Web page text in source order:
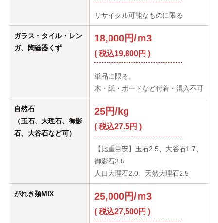
リサイクル可能なものに限る
ガラス・タイル・レン
ガ、陶磁器くず
18,000円/ｍ3
( 税込19,800円 )
単品に限る。
木・紙・ボードなど付着・混入不可
自然石
（玉石、大理石、御影
石、大谷石など可）
25円/kg
( 税込27.5円 )
【比重目安】玉石2.5、大谷石1.7、
御影石2.5
人口大理石2.0、天然大理石2.5
がれき類MIX 25,000円/ｍ3
( 税込27,500円 )